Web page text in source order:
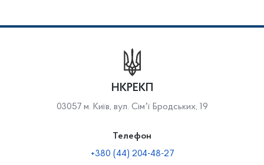
НКРЕКП
03057 м. Київ, вул. Сімʼї Бродських, 19
Телефон
+380 (44) 204-48-27